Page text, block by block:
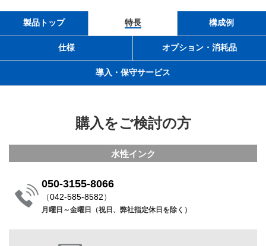
製品トップ 特長 構成例
仕様 オプション・消耗品
導入・保守サービス
購入をご検討の方
水性インク
050-3155-8066
（042-585-8582）
月曜日～金曜日（祝日、弊社指定休日を除く）